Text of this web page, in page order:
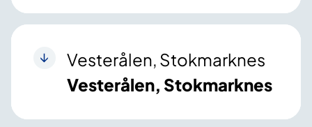
Vesterålen, Stokmarknes
Vesterålen, Stokmarknes